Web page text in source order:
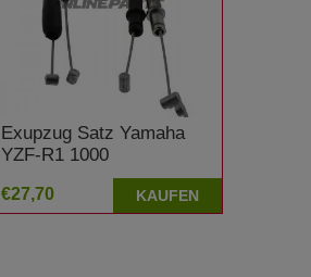
Exupzug Satz Yamaha
YZF-R1 1000
€27,70 KAUFEN